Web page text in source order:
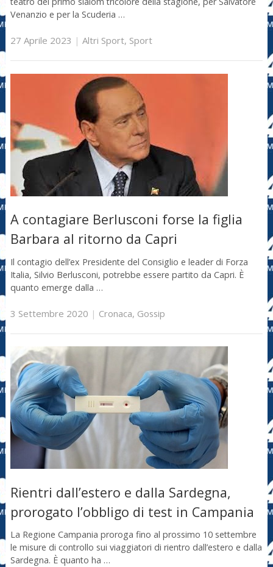
Venanzio e per la Scuderia …
27 Aprile 2023 | Altri Sport, Sport
A contagiare Berlusconi forse la figlia
Barbara al ritorno da Capri
Il contagio dell’ex Presidente del Consiglio e leader di Forza
Italia, Silvio Berlusconi, potrebbe essere partito da Capri. È
quanto emerge dalla …
3 Settembre 2020 | Cronaca, Gossip
Rientri dall’estero e dalla Sardegna,
prorogato l’obbligo di test in Campania
La Regione Campania proroga fino al prossimo 10 settembre
le misure di controllo sui viaggiatori di rientro dall’estero e dalla
Sardegna. È quanto ha …